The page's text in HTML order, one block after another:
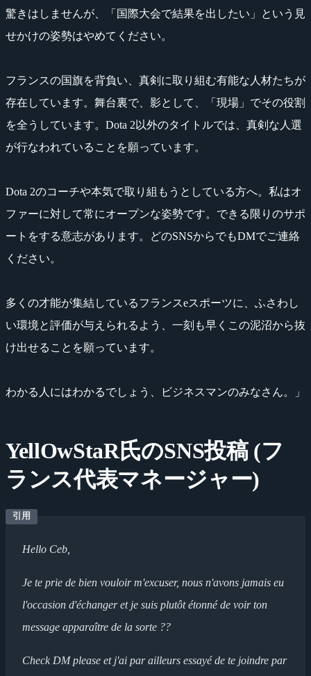
驚きはしませんが、「国際大会で結果を出したい」という見
せかけの姿勢はやめてください。
フランスの国旗を背負い、真剣に取り組む有能な人材たちが
存在しています。舞台裏で、影として、「現場」でその役割
を全うしています。Dota 2以外のタイトルでは、真剣な人選
が行なわれていることを願っています。
Dota 2のコーチや本気で取り組もうとしている方へ。私はオ
ファーに対して常にオープンな姿勢です。できる限りのサポ
ートをする意志があります。どのSNSからでもDMでご連絡
ください。
多くの才能が集結しているフランスeスポーツに、ふさわし
い環境と評価が与えられるよう、一刻も早くこの泥沼から抜
け出せることを願っています。
わかる人にはわかるでしょう、ビジネスマンのみなさん。」
YellOwStaR氏のSNS投稿 (フ
ランス代表マネージャー)
Hello Ceb,
Je te prie de bien vouloir m'excuser, nous n'avons jamais eu
l'occasion d'échanger et je suis plutôt étonné de voir ton
message apparaître de la sorte ??
Check DM please et j'ai par ailleurs essayé de te joindre par